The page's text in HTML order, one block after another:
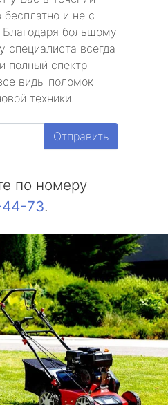
и не с
большому
специалиста всегда
полный спектр
виды поломок
техники.
Отправить
по номеру
73.